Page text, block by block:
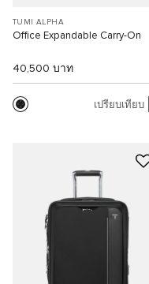
TUMI ALPHA
Office Expandable Carry-On
40,500 บาท
เปรียบเทียบ